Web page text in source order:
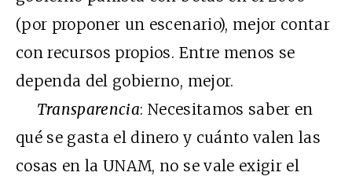
(por proponer un escenario), mejor contar
con recursos propios. Entre menos se
dependa del gobierno, mejor.
Transparencia: Necesitamos saber en
qué se gasta el dinero y cuánto valen las
cosas en la UNAM, no se vale exigir el